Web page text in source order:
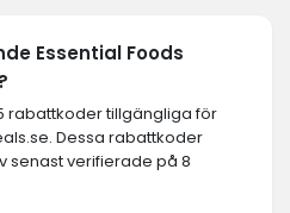
Essential Foods
rabattkoder tillgängliga för
Dessa rabattkoder
senast verifierade på 8